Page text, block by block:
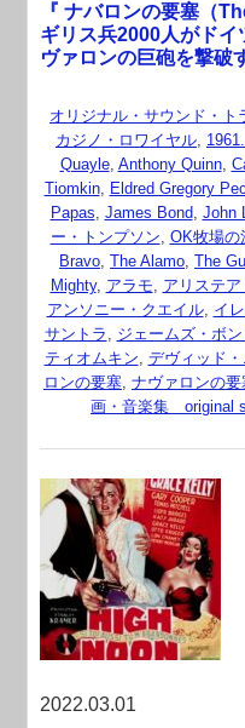
『 ナバロンの要塞（
ギリス兵2000人がド
ヴァロンの巨砲を撃破
オリジナル・サウンド・ト
カジノ・ロワイヤル, 1961.
Quayle, Anthony Quinn,
Tiomkin, Eldred Gregory
Papas, James Bond, John
ー・トンプソン, OK牧場の
Bravo, The Alamo, The
Mighty, アラモ, アリステ
アンソニー・クエイル, イ
サントラ , ジェームズ・ボン
ティオムキン, デヴィッド
ロンの要塞, ナヴァロンの要
画・音楽集 original
2022.03.01